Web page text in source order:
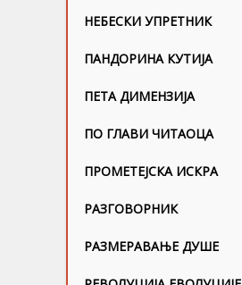
НЕБЕСКИ УПРЕТНИК
ПАНДОРИНА КУТИЈА
ПЕТА ДИМЕНЗИЈА
ПО ГЛАВИ ЧИТАОЦА
ПРОМЕТЕЈСКА ИСКРА
РАЗГОВОРНИК
РАЗМЕРАВАЊЕ ДУШЕ